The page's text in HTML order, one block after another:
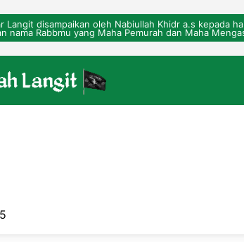
Langit disampaikan oleh Nabiullah Khidr a.s kepada
nama Rabbmu yang Maha Pemurah dan Maha